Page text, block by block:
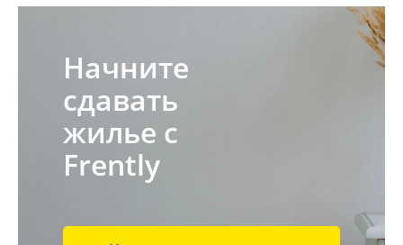
Начните
сдавать
жилье с
Frently